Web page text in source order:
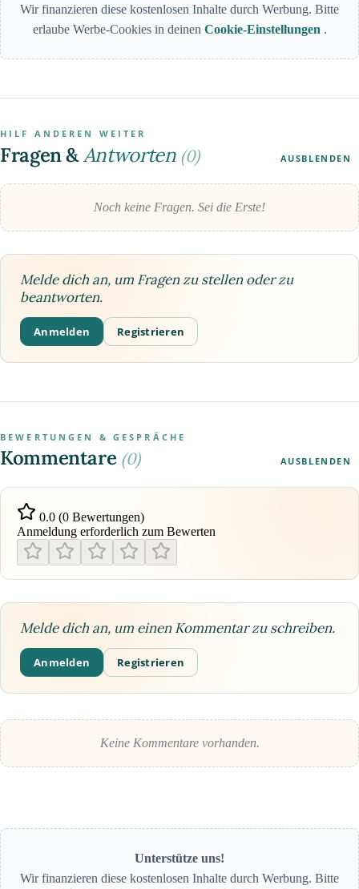
Wir finanzieren diese kostenlosen Inhalte durch Werbung. Bitte
erlaube Werbe-Cookies in deinen Cookie-Einstellungen .
HILF ANDEREN WEITER
Fragen &Antworten (0) AUSBLENDEN
Noch keine Fragen. Sei die Erste!
Melde dich an, um Fragen zu stellen oder zu
beantworten.
Anmelden Registrieren
BEWERTUNGEN & GESPRÄCHE
Kommentare (0) AUSBLENDEN
0.0 (0 Bewertungen)
Anmeldung erforderlich zum Bewerten
Melde dich an, um einen Kommentar zu schreiben.
Anmelden Registrieren
Keine Kommentare vorhanden.
Unterstütze uns!
Wir finanzieren diese kostenlosen Inhalte durch Werbung. Bitte